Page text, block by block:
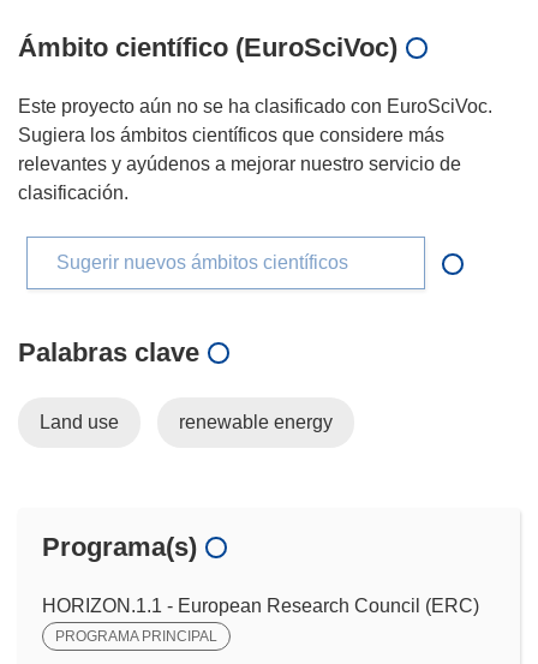
Ámbito científico (EuroSciVoc)
Este proyecto aún no se ha clasificado con EuroSciVoc.
Sugiera los ámbitos científicos que considere más
relevantes y ayúdenos a mejorar nuestro servicio de
clasificación.
Sugerir nuevos ámbitos científicos
Palabras clave
Land use renewable energy
Programa(s)
HORIZON.1.1 - European Research Council (ERC)
PROGRAMA PRINCIPAL